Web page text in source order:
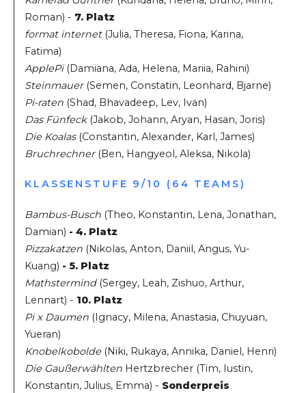
Roman) - 7. Platz
format internet (Julia, Theresa, Fiona, Karina,
Fatima)
ApplePi(Damiana, Ada, Helena, Mariia, Rahini)
Steinmauer (Semen, Constatin, Leonhard, Bjarne)
Pi-raten (Shad, Bhavadeep, Lev, Ivan)
Das Fünfeck(Jakob, Johann, Aryan, Hasan, Joris)
Die Koalas(Constantin, Alexander, Karl, James)
Bruchrechner (Ben, Hangyeol, Aleksa, Nikola)
KLASSENSTUFE 9/10 (64 TEAMS)
Bambus-Busch (Theo, Konstantin, Lena, Jonathan,
Damian) - 4. Platz
Pizzakatzen (Nikolas, Anton, Daniil, Angus, Yu-
Kuang) - 5. Platz
Mathstermind(Sergey, Leah, Zishuo, Arthur,
Lennart) - 10. Platz
Pi x Daumen (Ignacy, Milena, Anastasia, Chuyuan,
Yueran)
Knobelkobolde (Niki, Rukaya, Annika, Daniel, Henri)
Die Gaußerwählten Hertzbrecher (Tim, Iustin,
Konstantin, Julius, Emma) - Sonderpreis